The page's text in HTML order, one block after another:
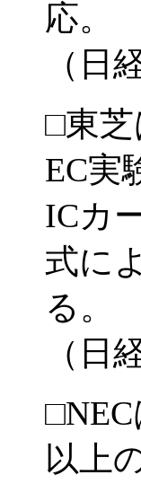
応。
（日
□東
EC実
ICカ
式に
る。
（日
以上